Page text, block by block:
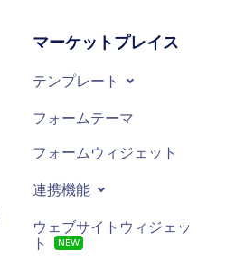
マーケットプレイス
テンプレート
フォームテーマ
フォームウィジェット
連携機能
ウェブサイトウィジェッ
ト
NEW